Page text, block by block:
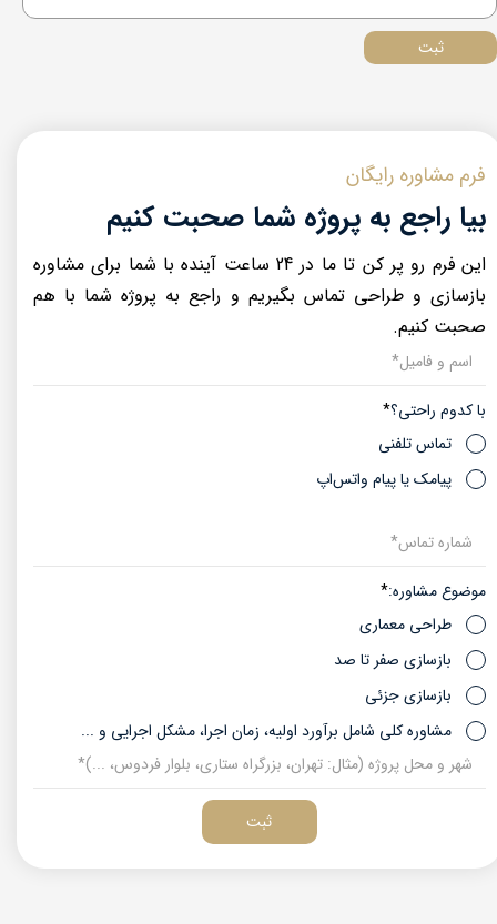
ثبت
این فرم رو پر کن تا ما در 24 ساعت آینده با شما برای مشاوره
بازسازی و طراحی تماس بگیریم و راجع به پروژه شما با هم
صحبت کنیم.​​​​​​​​​​​​​​
فرم مشاوره رایگان
بیا راجع به پروژه شما صحبت کنیم
موضوع مشاوره:
طراحی معماری
بازسازی صفر تا صد
بازسازی جزئی
مشاوره کلی شامل برآورد اولیه، زمان اجرا، مشکل اجرایی و ...
با کدوم راحتی؟
تماس تلفنی
پیامک یا پیام واتس‌اپ
ثبت